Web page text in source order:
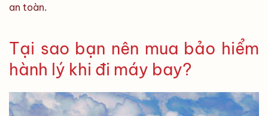
giá
rẻ
an toàn.
Tại sao bạn nên mua bảo hiểm
hành lý khi đi máy bay?